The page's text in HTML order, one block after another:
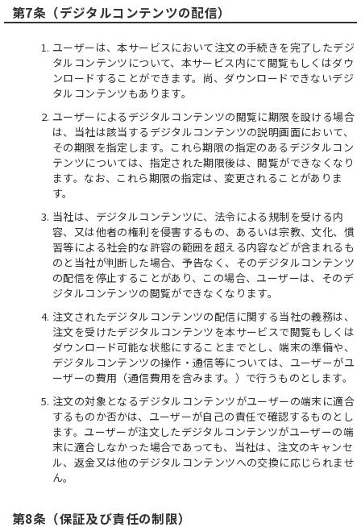
第7条（デジタルコンテンツの配信）
ユーザーは、本サービスにおいて注文の手続きを完了したデジ
タルコンテンツについて、本サービス内にて閲覧もしくはダウ
ンロードすることができます。尚、ダウンロードできないデジ
タルコンテンツもあります。
ユーザーによるデジタルコンテンツの閲覧に期限を設ける場合
は、当社は該当するデジタルコンテンツの説明画面において、
その期限を指定します。これら期限の指定のあるデジタルコン
テンツについては、指定された期限後は、閲覧ができなくなり
ます。なお、これら期限の指定は、変更されることがありま
す。
当社は、デジタルコンテンツに、法令による規制を受ける内
容、又は他者の権利を侵害するもの、あるいは宗教、文化、慣
習等による社会的な許容の範囲を超える内容などが含まれるも
のと当社が判断した場合、予告なく、そのデジタルコンテンツ
の配信を停止することがあり、この場合、ユーザーは、そのデ
ジタルコンテンツの閲覧ができなくなります。
注文されたデジタルコンテンツの配信に関する当社の義務は、
注文を受けたデジタルコンテンツを本サービスで閲覧もしくは
ダウンロード可能な状態にすることまでとし、端末の準備や、
デジタルコンテンツの操作・通信等については、ユーザーがユ
ーザーの費用（通信費用を含みます。）で行うものとします。
注文の対象となるデジタルコンテンツがユーザーの端末に適合
するものか否かは、ユーザーが自己の責任で確認するものとし
ます。ユーザーが注文したデジタルコンテンツがユーザーの端
末に適合しなかった場合であっても、当社は、注文のキャンセ
ル、返金又は他のデジタルコンテンツへの交換に応じられませ
ん。
第8条（保証及び責任の制限）